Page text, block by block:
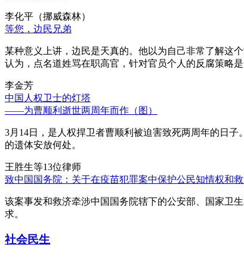
李化平（挪威森林）
等您，边民兄弟
某种意义上讲，边民是天真的。他以为自己非常了解这
认为，点名道姓骂在职高官，针对官员个人的反腐策略是
李金芳
中国人权卫士的灯塔
——为曹顺利逝世两周年而作（图）
3月14日，是人权捍卫者曹顺利被迫害致死两周年的日
的遗体安放何处。
王胜生等13位律师
致中国国务院：关于在疫苗犯罪案中保护公民知情权和
该案事发和救济牵涉中国国务院辖下的公安部、国家卫
求。
社会民生